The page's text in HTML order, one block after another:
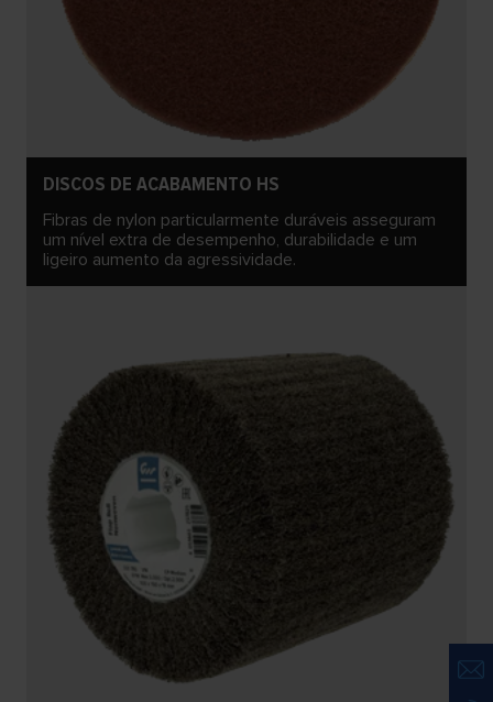
DISCOS DE ACABAMENTO HS
Fibras de nylon particularmente duráveis asseguram
um nível extra de desempenho, durabilidade e um
ligeiro aumento da agressividade.